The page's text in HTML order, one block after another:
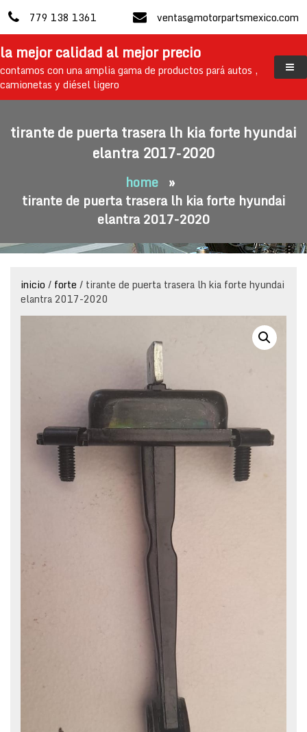
to
content
779 138 1361 ventas@motorpartsmexico.com
la mejor calidad al mejor precio
contamos con una amplia gama de productos pará autos ,
camionetas y diésel ligero
tirante de puerta trasera lh kia forte hyundai
elantra 2017-2020
home »
tirante de puerta trasera lh kia forte hyundai
elantra 2017-2020
inicio / forte / tirante de puerta trasera lh kia forte hyundai
elantra 2017-2020